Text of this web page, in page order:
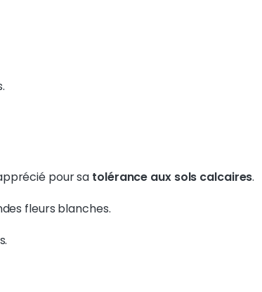
pour sa tolérance aux sols calcaires.
fleurs blanches.